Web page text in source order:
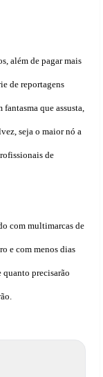
além de pagar mais
de reportagens
que assusta,
seja o maior nó a
de
com multimarcas de
e com menos dias
quanto precisarão